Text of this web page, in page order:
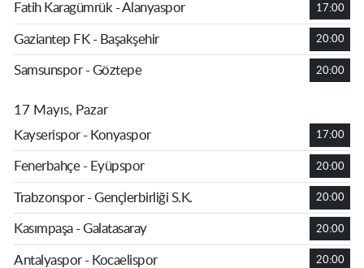
Fatih Karagümrük - Alanyaspor
17:00
Gaziantep FK - Başakşehir 20:00
Samsunspor - Göztepe 20:00
17 Mayıs, Pazar
Kayserispor - Konyaspor
17:00
Fenerbahçe - Eyüpspor 20:00
Trabzonspor - Gençlerbirliği S.K. 20:00
Kasımpaşa - Galatasaray 20:00
Antalyaspor - Kocaelispor 20:00